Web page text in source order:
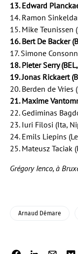
13. Edward
14. Ramon
15. Mike Teunissen
16. Bert De Backer
17. Simone
18. Pieter Serry
19. Jonas Rickaert
20. Berden de
21. Maxime
22. Gediminas
23. Iuri Filosi (Ita,
24. Emils Liepins
25. Mateusz Taciak
Grégory Ienco, à
Arnaud Démare